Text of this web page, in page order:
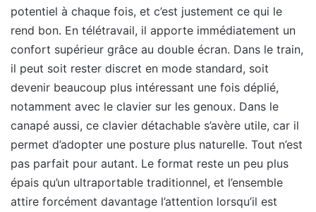
potentiel à chaque fois, et c’est justement ce qui le
rend bon. En télétravail, il apporte immédiatement un
confort supérieur grâce au double écran. Dans le train,
il peut soit rester discret en mode standard, soit
devenir beaucoup plus intéressant une fois déplié,
notamment avec le clavier sur les genoux. Dans le
canapé aussi, ce clavier détachable s’avère utile, car il
permet d’adopter une posture plus naturelle. Tout n’est
pas parfait pour autant. Le format reste un peu plus
épais qu’un ultraportable traditionnel, et l’ensemble
attire forcément davantage l’attention lorsqu’il est